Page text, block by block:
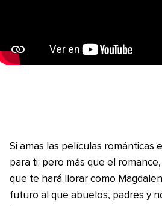
Si amas las películas románticas
para ti; pero más que el
que te hará llorar como
futuro al que abuelos, padres y